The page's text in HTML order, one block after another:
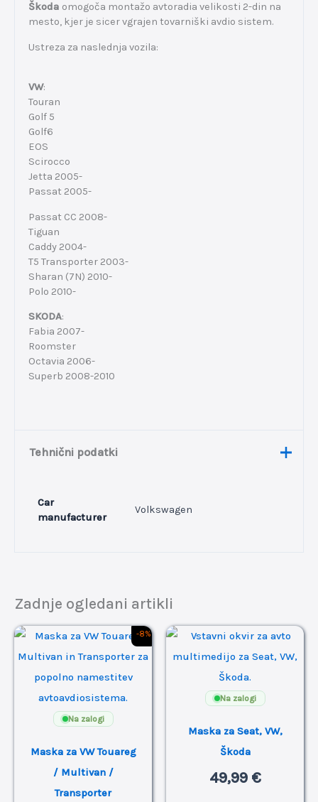
Škoda omogoča montažo avtoradia velikosti 2-din na
mesto, kjer je sicer vgrajen tovarniški avdio sistem.
Ustreza za naslednja vozila:
VW:
Touran
Golf 5
Golf6
EOS
Scirocco
Jetta 2005-
Passat 2005-
Passat CC 2008-
Tiguan
Caddy 2004-
T5 Transporter 2003-
Sharan (7N) 2010-
Polo 2010-
SKODA:
Fabia 2007-
Roomster
Octavia 2006-
Superb 2008-2010
Tehnični podatki
Car
manufacturer
Volkswagen
Zadnje ogledani artikli
-8%
Na zalogi
Maska za VW Touareg
/ Multivan /
Transporter
Izvirna
cena
je
bila:
21,10 €.
Trenutna
cena
je:
Na zalogi
Maska za Seat, VW,
Škoda
49,99 €